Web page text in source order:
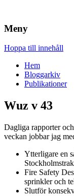
Wuz
Meny
Hoppa till innehåll
Hem
Bloggarkiv
Publikationer
Wuz v 43
Dagliga rapporter
veckan jobbar jag
Ytterligare en
Fire Safety
sprinkler och
Slutför